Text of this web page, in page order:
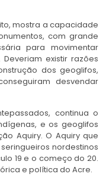
mostra a capacidade
com grande
para movimentar
existir razões
dos geoglifos,
desvendar
continua o
e os geoglifos
Aquiry. O Aquiry que
nordestinos
19 e o começo do 20.
e política do Acre.